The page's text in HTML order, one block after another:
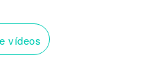
vídeos